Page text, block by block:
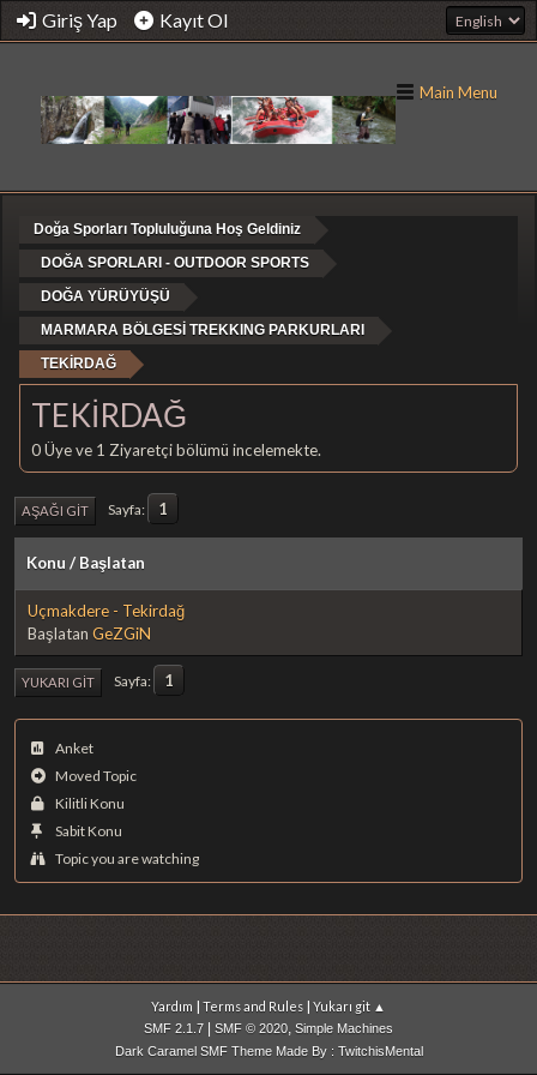
Giriş Yap Kayıt Ol
Main Menu
Doğa Sporları Topluluğuna Hoş Geldiniz
DOĞA SPORLARI - OUTDOOR SPORTS
DOĞA YÜRÜYÜŞÜ
MARMARA BÖLGESİ TREKKING PARKURLARI
TEKİRDAĞ
TEKİRDAĞ
0 Üye ve 1 Ziyaretçi bölümü incelemekte.
AŞAĞI GIT Sayfa 1
Konu / Başlatan
Uçmakdere - Tekirdağ
Başlatan GeZGiN
YUKARI GIT Sayfa 1
Anket
Moved Topic
Kilitli Konu
Sabit Konu
Topic you are watching
Yardım | Terms and Rules | Yukarı git ▲
SMF 2.1.7 SMF © 2020, Simple Machines
Dark Caramel SMF Theme Made By : TwitchisMental